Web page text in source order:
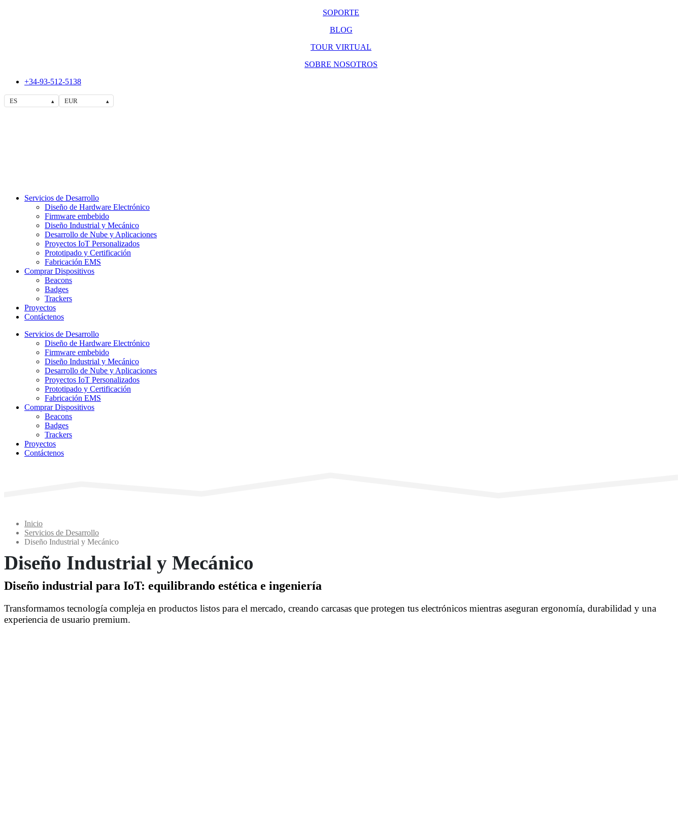
SOPORTE
BLOG
TOUR VIRTUAL
SOBRE NOSOTROS
+34-93-512-5138
ES ▴ EUR ▴
Servicios de Desarrollo
Diseño de Hardware Electrónico
Firmware embebido
Diseño Industrial y Mecánico
Desarrollo de Nube y Aplicaciones
Proyectos IoT Personalizados
Prototipado y Certificación
Fabricación EMS
Comprar Dispositivos
Beacons
Badges
Trackers
Proyectos
Contáctenos
Servicios de Desarrollo
Diseño de Hardware Electrónico
Firmware embebido
Diseño Industrial y Mecánico
Desarrollo de Nube y Aplicaciones
Proyectos IoT Personalizados
Prototipado y Certificación
Fabricación EMS
Comprar Dispositivos
Beacons
Badges
Trackers
Proyectos
Contáctenos
Inicio
Servicios de Desarrollo
Diseño Industrial y Mecánico
Diseño Industrial y Mecánico
Diseño industrial para IoT: equilibrando estética e ingeniería
Transformamos tecnología compleja en productos listos para el mercado, creando carcasas que protegen tus electrónicos mientras aseguran ergonomía, durabilidad y una
experiencia de usuario premium.